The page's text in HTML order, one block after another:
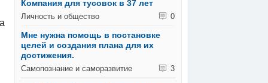
Компания для тусовок в 37 лет
Личность и общество 0
Мне нужна помощь в постановке
целей и создания плана для их
достижения.
Самопознание и саморазвитие 3